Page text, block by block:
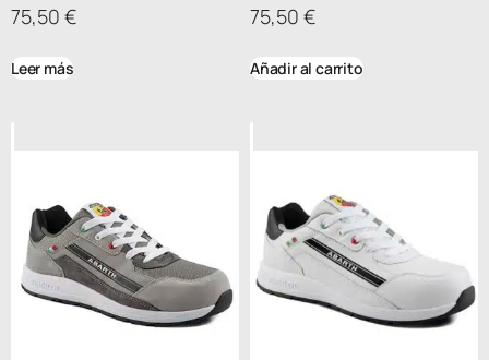
75,50 €
Leer más
75,50 €
Añadir al carrito